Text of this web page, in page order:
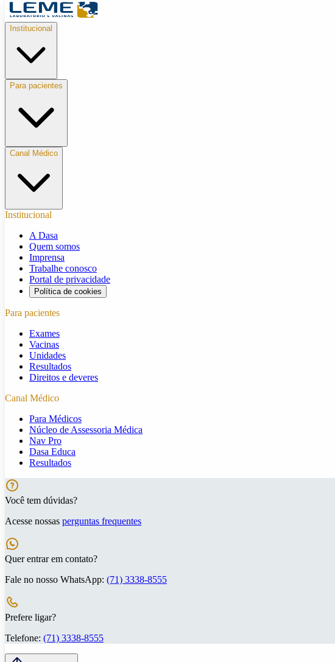
Institucional
Para pacientes
Canal Médico
Institucional
A Dasa
Quem somos
Imprensa
Trabalhe conosco
Portal de privacidade
Política de cookies
Para pacientes
Exames
Vacinas
Unidades
Resultados
Direitos e deveres
Canal Médico
Para Médicos
Núcleo de Assessoria Médica
Nav Pro
Dasa Educa
Resultados
Você tem dúvidas?
Acesse nossas perguntas frequentes
Quer entrar em contato?
Fale no nosso WhatsApp: (71) 3338-8555
Prefere ligar?
Telefone: (71) 3338-8555